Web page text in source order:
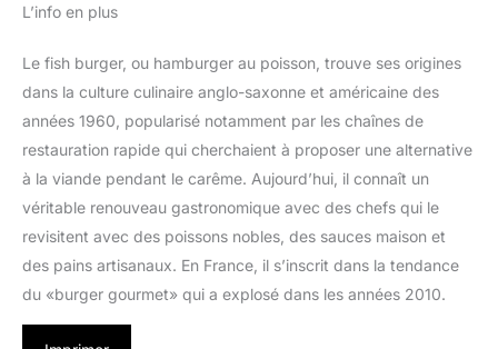
L’info en plus
Le fish burger, ou hamburger au poisson, trouve ses origines
dans la culture culinaire anglo-saxonne et américaine des
années 1960, popularisé notamment par les chaînes de
restauration rapide qui cherchaient à proposer une alternative
à la viande pendant le carême. Aujourd’hui, il connaît un
véritable renouveau gastronomique avec des chefs qui le
revisitent avec des poissons nobles, des sauces maison et
des pains artisanaux. En France, il s’inscrit dans la tendance
du «burger gourmet» qui a explosé dans les années 2010.